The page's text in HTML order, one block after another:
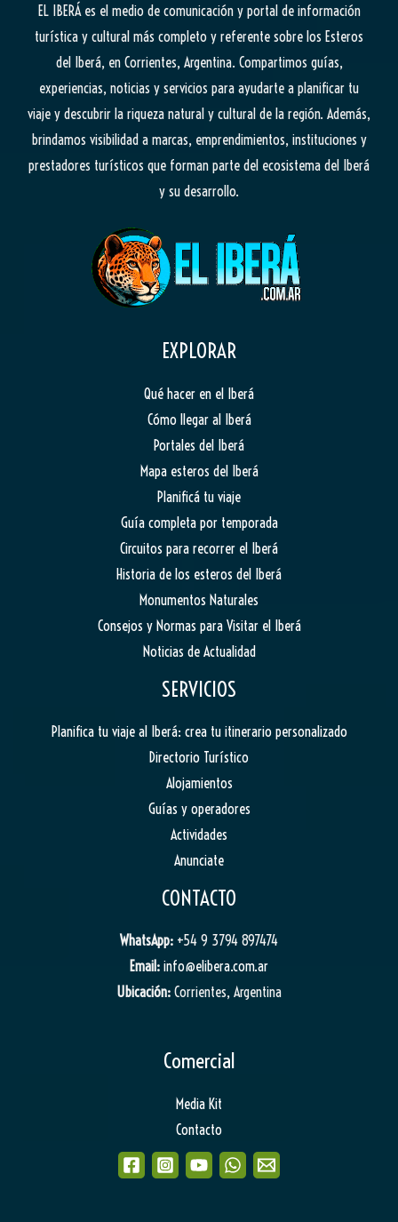
EL IBERÁes el medio de comunicación y portal de información
turística y cultural más completo y referente sobre los Esteros
del Iberá, en Corrientes, Argentina. Compartimos guías,
experiencias, noticias y servicios para ayudarte a planificar tu
viaje y descubrir la riqueza natural y cultural de la región. Además,
brindamos visibilidad a marcas, emprendimientos, instituciones y
prestadores turísticos que forman parte del ecosistema del Iberá
y su desarrollo.
EXPLORAR
Qué hacer en el Iberá
Cómo llegar al Iberá
Portales del Iberá
Mapa esteros del Iberá
Planificá tu viaje
Guía completa por temporada
Circuitos para recorrer el Iberá
Historia de los esteros del Iberá
Monumentos Naturales
Consejos y Normas para Visitar el Iberá
Noticias de Actualidad
SERVICIOS
Planifica tu viaje al Iberá: crea tu itinerario personalizado
Directorio Turístico
Alojamientos
Guías y operadores
Actividades
Anunciate
CONTACTO
WhatsApp: +54 9 3794 897474
Email: info@elibera.com.ar
Ubicación: Corrientes, Argentina
Comercial
Media Kit
Contacto